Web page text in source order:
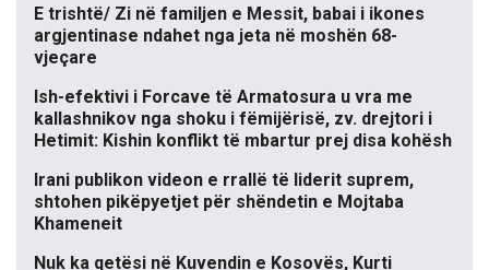
E trishtë/ Zi në familjen e Messit, babai i ikones
argjentinase ndahet nga jeta në moshën 68-
vjeçare
Ish-efektivi i Forcave të Armatosura u vra me
kallashnikov nga shoku i fëmijërisë, zv. drejtori i
Hetimit: Kishin konflikt të mbartur prej disa kohësh
Irani publikon videon e rrallë të liderit suprem,
shtohen pikëpyetjet për shëndetin e Mojtaba
Khameneit
Nuk ka qetësi në Kuvendin e Kosovës, Kurti